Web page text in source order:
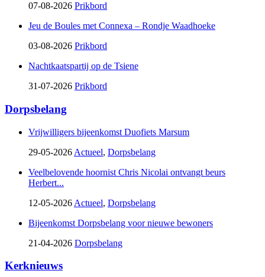
07-08-2026 Prikbord
Jeu de Boules met Connexa – Rondje Waadhoeke
03-08-2026 Prikbord
Nachtkaatspartij op de Tsiene
31-07-2026 Prikbord
Dorpsbelang
Vrijwilligers bijeenkomst Duofiets Marsum
29-05-2026 Actueel, Dorpsbelang
Veelbelovende hoornist Chris Nicolai ontvangt beurs
Herbert...
12-05-2026 Actueel, Dorpsbelang
Bijeenkomst Dorpsbelang voor nieuwe bewoners
21-04-2026 Dorpsbelang
Kerknieuws